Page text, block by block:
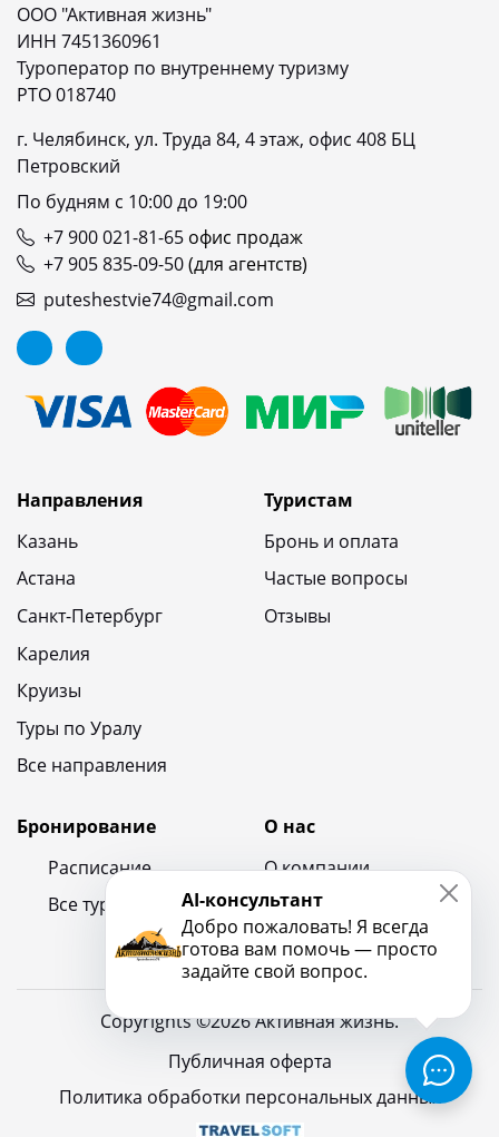
ООО "Активная жизнь"
ИНН 7451360961
Туроператор по внутреннему туризму
РТО 018740
г. Челябинск, ул. Труда 84, 4 этаж, офис 408 БЦ
Петровский
По будням с 10:00 до 19:00
+7 900 021-81-65 офис продаж
+7 905 835-09-50(для агентств)
puteshestvie74@gmail.com
Направления
Казань
Астана
Санкт-Петербург
Карелия
Круизы
Туры по Уралу
Все направления
Туристам
Бронь и оплата
Частые вопросы
Отзывы
Бронирование
Расписание
Все туры
О нас
О компании
Контакты
Новости и блог
Copyrights ©2026 Активная жизнь.
Публичная оферта
Политика обработки персональных данных
AI-консультант
Добро пожаловать! Я всегда
готова вам помочь — просто
задайте свой вопрос.